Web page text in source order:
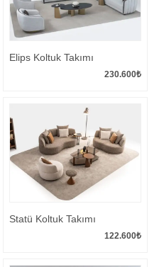
Elips Koltuk Takımı
230.600₺
Statü Koltuk Takımı
122.600₺